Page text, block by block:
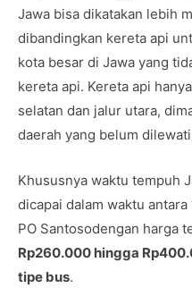
Jawa bisa dikatakan lebih
dibandingkan kereta api
kota besar di Jawa yang
kereta api. Kereta api
selatan dan jalur utara,
daerah yang belum
Khususnya waktu tempuh
dicapai dalam waktu
PO Santosodengan harga
Rp260.000 hingga
tipe bus.